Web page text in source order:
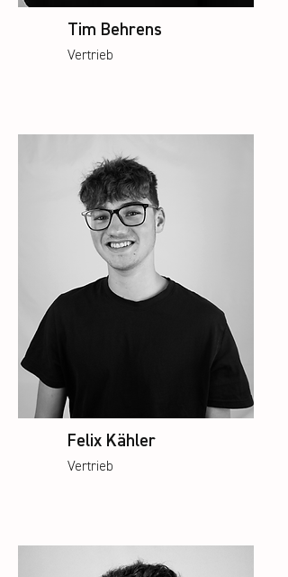
Tim Behrens
Vertrieb
Felix Kähler
Vertrieb